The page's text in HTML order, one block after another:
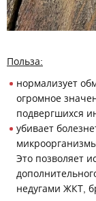
Польза:
нормализует
огромное
подвергшихся
убивает
Это позволяет
недугами ЖКТ,